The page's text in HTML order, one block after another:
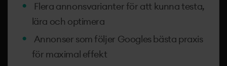
Flera annonsvarianter för att kunna testa,
lära och optimera
Annonser som följer Googles bästa praxis
för maximal effekt